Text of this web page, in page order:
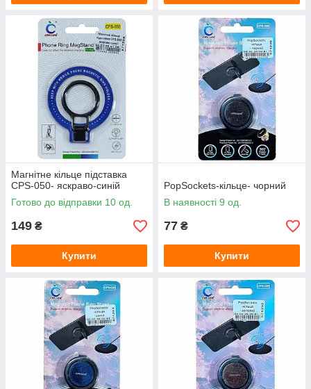
Магнітне кільце підставка
CPS-050- яскраво-синій
Готово до відправки 10 од.
149 ₴
Купити
PopSockets-кільце- чорний
В наявності 9 од.
77 ₴
Купити